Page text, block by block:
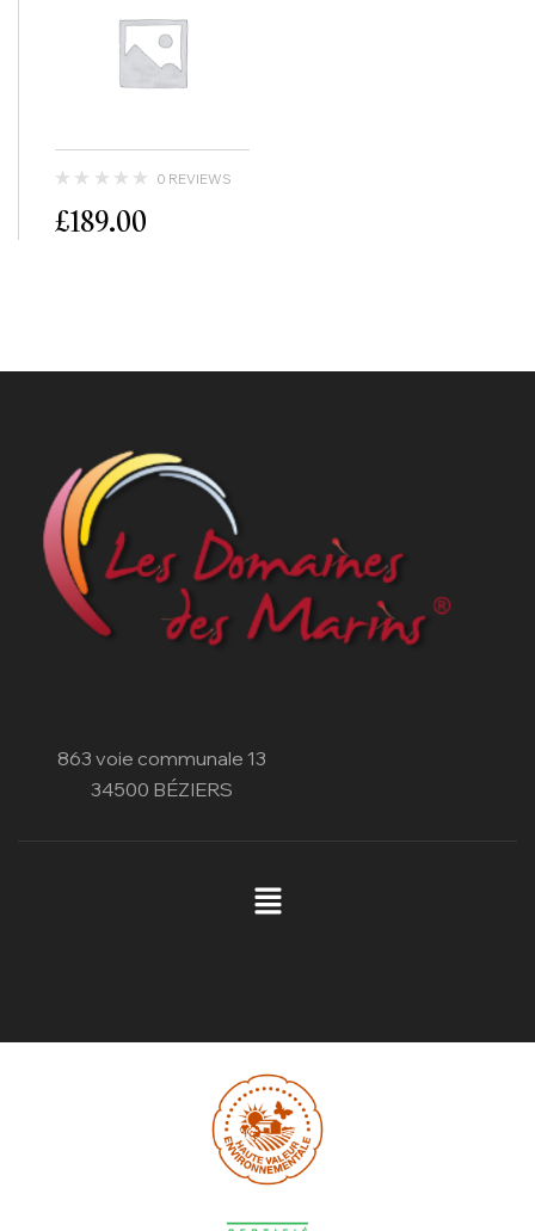
0 REVIEWS
£189.00
863 voie communale 13
34500 BÉZIERS